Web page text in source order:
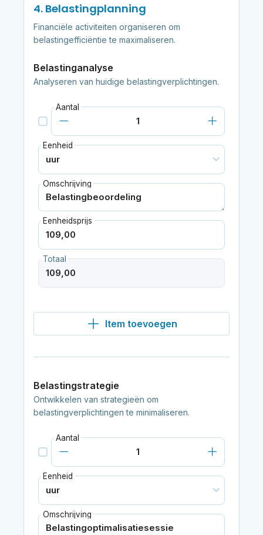
4. Belastingplanning
Financiële activiteiten organiseren om
belastingefficiëntie te maximaliseren.
Belastinganalyse
Analyseren van huidige belastingverplichtingen.
Aantal
Eenheid
Omschrijving
Eenheidsprijs
Totaal
Item toevoegen
Belastingstrategie
Ontwikkelen van strategieën om
belastingverplichtingen te minimaliseren.
Aantal
Eenheid
Omschrijving